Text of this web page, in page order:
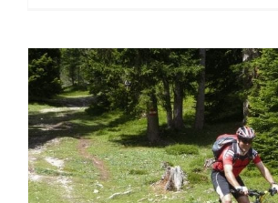
Neue Trails am